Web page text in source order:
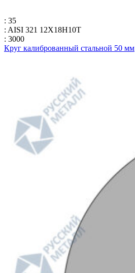
: 35
: AISI 321 12Х18Н10Т
: 3000
Круг калиброванный стальной 50 мм